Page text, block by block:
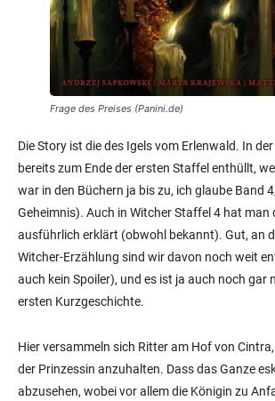
Frage des Preises (Panini.de)
Die Story ist die des Igels vom Erlenwald. In
bereits zum Ende der ersten Staffel enthüllt,
war in den Büchern ja bis zu, ich glaube Band
Geheimnis). Auch in Witcher Staffel 4 hat man
ausführlich erklärt (obwohl bekannt). Gut, an
Witcher-Erzählung sind wir davon noch weit
auch kein Spoiler), und es ist ja auch noch gar
ersten Kurzgeschichte.
Hier versammeln sich Ritter am Hof von
der Prinzessin anzuhalten. Dass das Ganze
abzusehen, wobei vor allem die Königin zu